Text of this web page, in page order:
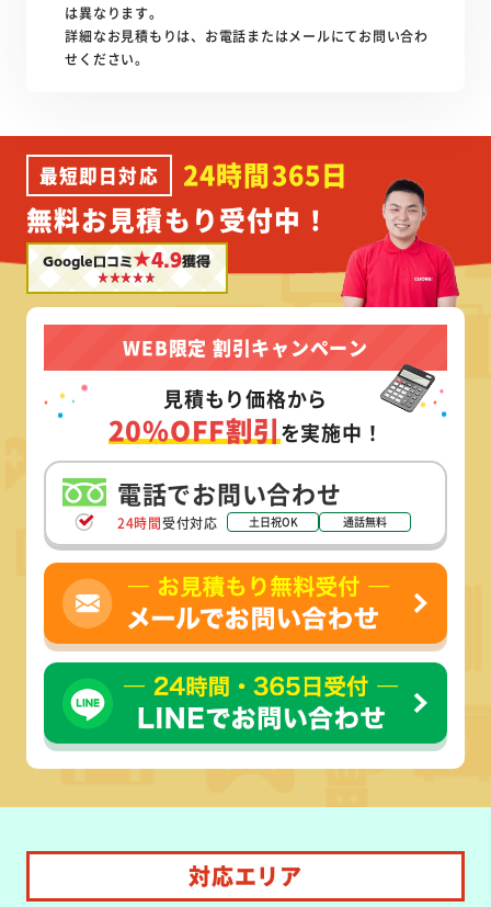
は異なります。
詳細なお見積もりは、お電話またはメールにてお問い合わ
せください。
最短即日対応
24時間365日
無料お見積もり受付中！
Google口コミ★4.9獲得
WEB限定 割引キャンペーン
見積もり価格から
20%OFF割引を実施中！
電話でお問い合わせ
24時間受付対応 土日祝OK 通話無料
対応エリア